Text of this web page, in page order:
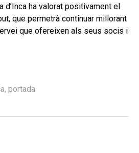
d’Inca ha valorat positivament el
que permetrà continuar millorant
que ofereixen als seus socis i
, portada